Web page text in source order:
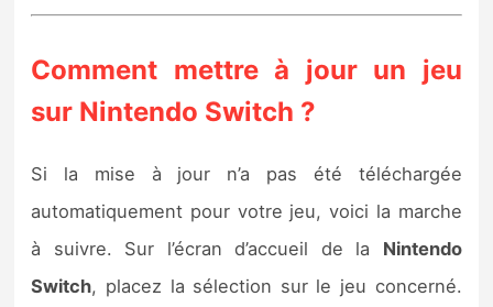
Comment mettre à jour un jeu
sur Nintendo Switch ?
Si la mise à jour n’a pas été téléchargée
automatiquement pour votre jeu, voici la marche
à suivre. Sur l’écran d’accueil de la Nintendo
Switch, placez la sélection sur le jeu concerné.